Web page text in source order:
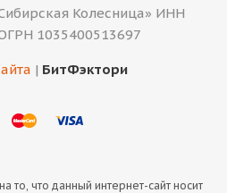
Колесница» ИНН
1035400513697
| БитФэктори
что данный интернет-сайт носит